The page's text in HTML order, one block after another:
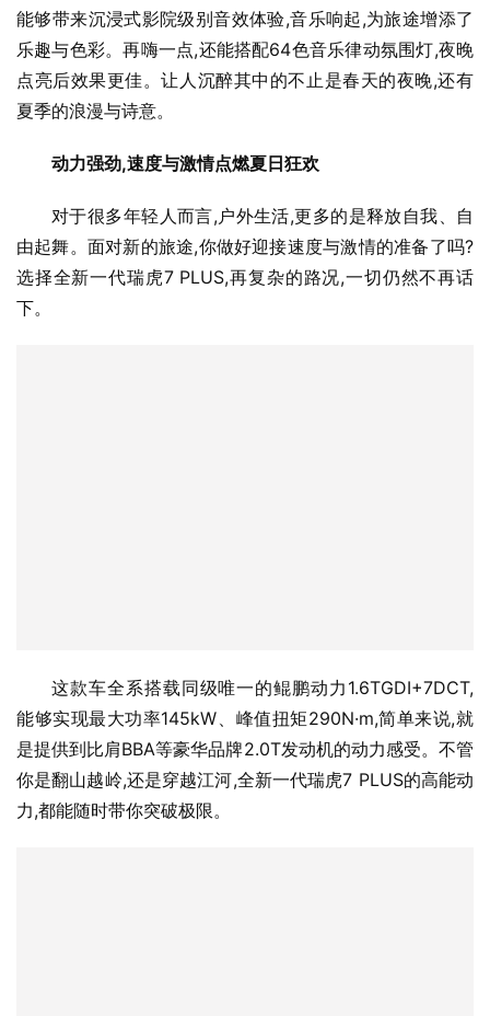
能够带来沉浸式影院级别音效体验,音乐响起,为旅途增添了
乐趣与色彩。再嗨一点,还能搭配64色音乐律动氛围灯,夜晚
点亮后效果更佳。让人沉醉其中的不止是春天的夜晚,还有
夏季的浪漫与诗意。
动力强劲,速度与激情点燃夏日狂欢
对于很多年轻人而言,户外生活,更多的是释放自我、自
由起舞。面对新的旅途,你做好迎接速度与激情的准备了吗?
选择全新一代瑞虎7 PLUS,再复杂的路况,一切仍然不再话
下。
这款车全系搭载同级唯一的鲲鹏动力1.6TGDI+7DCT,
能够实现最大功率145kW、峰值扭矩290N·m,简单来说,就
是提供到比肩BBA等豪华品牌2.0T发动机的动力感受。不管
你是翻山越岭,还是穿越江河,全新一代瑞虎7 PLUS的高能动
力,都能随时带你突破极限。